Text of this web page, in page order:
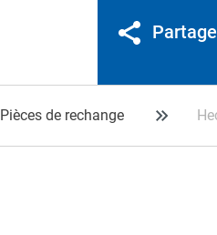
Pièces de rechange